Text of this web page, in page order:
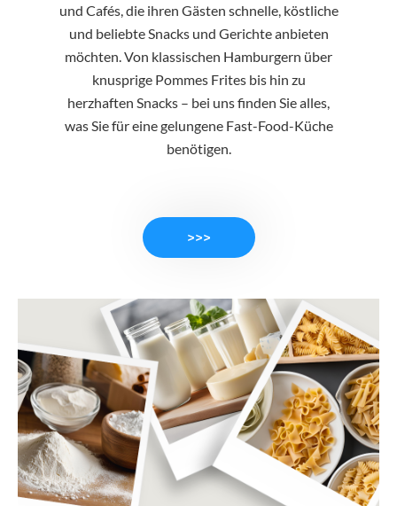
und Cafés, die ihren Gästen schnelle, köstliche
und beliebte Snacks und Gerichte anbieten
möchten. Von klassischen Hamburgern über
knusprige Pommes Frites bis hin zu
herzhaften Snacks – bei uns finden Sie alles,
was Sie für eine gelungene Fast-Food-Küche
benötigen.
>>>
PRODUKTE ANSEHEN